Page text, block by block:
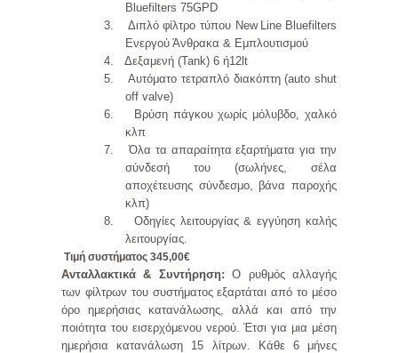
Bluefilters 75GPD
3.
Διπλό φίλτρο τύπου New Line Bluefilters
Ενεργού Άνθρακα & Εμπλουτισμού
4.
Δεξαμενή (Tank) 6 ή12lt
5.
Αυτόματο τετραπλό διακόπτη (auto shut
off valve)
6.
Βρύση πάγκου χωρίς μόλυβδο, χαλκό
κλπ
7.
Όλα τα απαραίτητα εξαρτήματα για την
σύνδεσή του (σωλήνες, σέλα
αποχέτευσης σύνδεσμο, βάνα παροχής
κλπ)
8.
Οδηγίες λειτουργίας & εγγύηση καλής
λειτουργίας.
Τιμή συστήματος 345,00€
Ανταλλακτικά & Συντήρηση:Ο ρυθμός αλλαγής
των φίλτρων του συστήματος εξαρτάται από το μέσο
όρο ημερήσιας κατανάλωσης, αλλά και από την
ποιότητα του εισερχόμενου νερού. Έτσι για μια μέση
ημερήσια κατανάλωση 15 λίτρων. Κάθε 6 μήνες